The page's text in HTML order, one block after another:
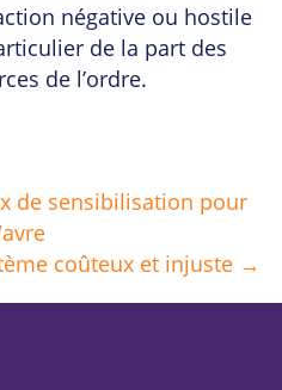
négative ou hostile
de la part des
de l’ordre.
de sensibilisation pour
coûteux et injuste →